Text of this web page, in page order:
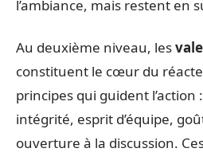
l’ambiance, mais restent en
Au deuxième niveau, les
constituent le cœur du
principes qui guident
intégrité, esprit d’équipe,
ouverture à la discussion.